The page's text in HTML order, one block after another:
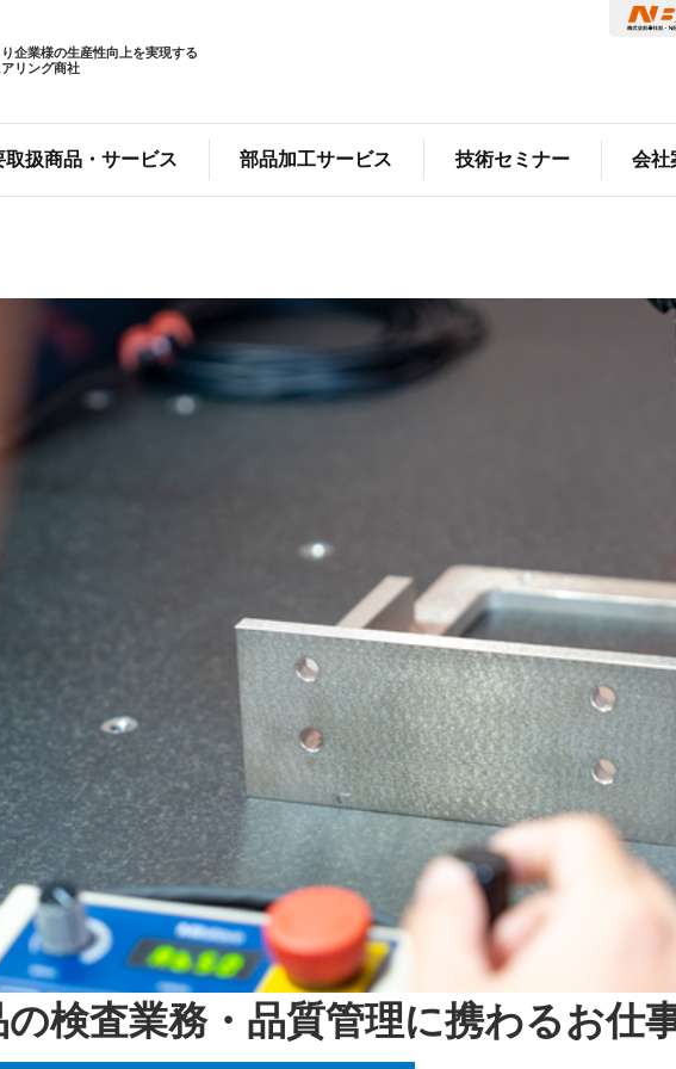
企業様の生産性向上を実現する
リング商社
取扱商品・サービス 部品加工サービス 技術セミナー 会社
検査業務・品質管理に携わるお仕